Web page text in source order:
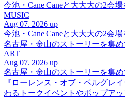
今池・Cane Caneと大大大の2会
MUSIC
Aug 07. 2026 up
今池・Cane Caneと大大大の2会
名古屋・金山のストーリーを集
ART
Aug 07. 2026 up
名古屋・金山のストーリーを集
『ローレンス・オブ・ベルグレ
わるトークイベントやポップアッ